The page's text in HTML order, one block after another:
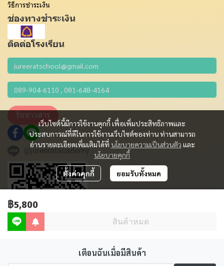
฿5,800
สินค้าหมด
เตือนฉันเมื่อมีสินค้า
เว็บไซต์นี้มีการใช้งานคุกกี้ เพื่อเพิ่มประสิทธิภาพและ
ประสบการณ์ที่ดีในการใช้งานเว็บไซต์ของท่าน ท่านสามารถ
อ่านรายละเอียดเพิ่มเติมได้ที่ นโยบายความเป็นส่วนตัว และ
นโยบายคุกกี้
ตั้งค่าคุกกี้ ยอมรับทั้งหมด
วิธีการชำระเงิน
ช่องทางชำระเงิน
ติดต่อโรงเรียน
รับข่าวสาร
@jureeratacademy